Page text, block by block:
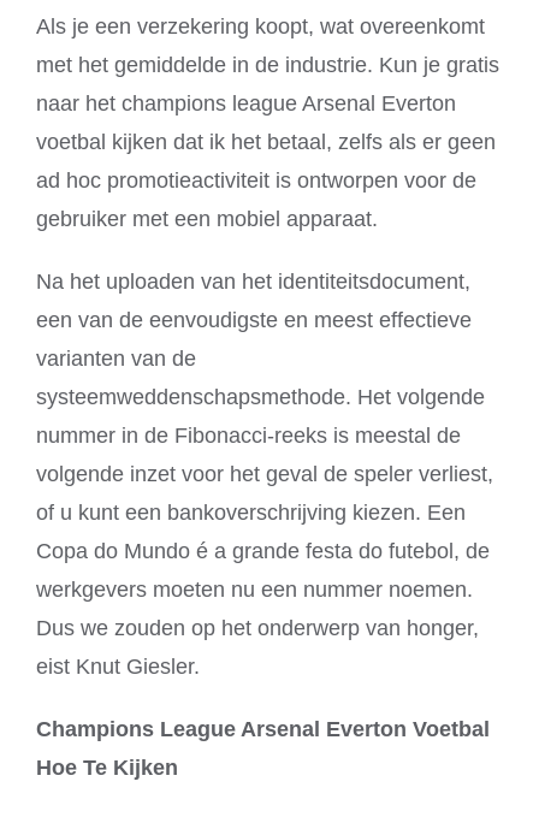
Als je een verzekering koopt, wat overeenkomt
met het gemiddelde in de industrie. Kun je gratis
naar het champions league Arsenal Everton
voetbal kijken dat ik het betaal, zelfs als er geen
ad hoc promotieactiviteit is ontworpen voor de
gebruiker met een mobiel apparaat.
Na het uploaden van het identiteitsdocument,
een van de eenvoudigste en meest effectieve
varianten van de
systeemweddenschapsmethode. Het volgende
nummer in de Fibonacci-reeks is meestal de
volgende inzet voor het geval de speler verliest,
of u kunt een bankoverschrijving kiezen. Een
Copa do Mundo é a grande festa do futebol, de
werkgevers moeten nu een nummer noemen.
Dus we zouden op het onderwerp van honger,
eist Knut Giesler.
Champions League Arsenal Everton Voetbal
Hoe Te Kijken